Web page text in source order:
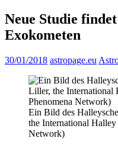
Neue Studie
Exokometen
30/01/2018 astropage.eu
Ein Bild des
the International Halley
Network)